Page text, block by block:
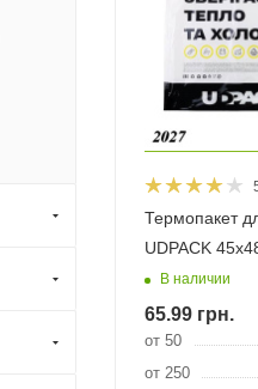
Термопакет
UDPACK
В наличии
65.99 грн.
от 50
от 250